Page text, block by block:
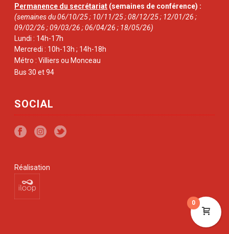
Permanence du secrétariat (semaines de conférence) :
(semaines du 06/10/25 ; 10/11/25 ; 08/12/25 ; 12/01/26 ;
09/02/26 ; 09/03/26 ; 06/04/26 ; 18/05/26)
Lundi : 14h-17h
Mercredi : 10h-13h ; 14h-18h
Métro : Villiers ou Monceau
Bus 30 et 94
SOCIAL
Réalisation
0